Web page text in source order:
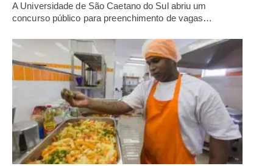
A Universidade de São Caetano do Sul abriu um
concurso público para preenchimento de vagas…